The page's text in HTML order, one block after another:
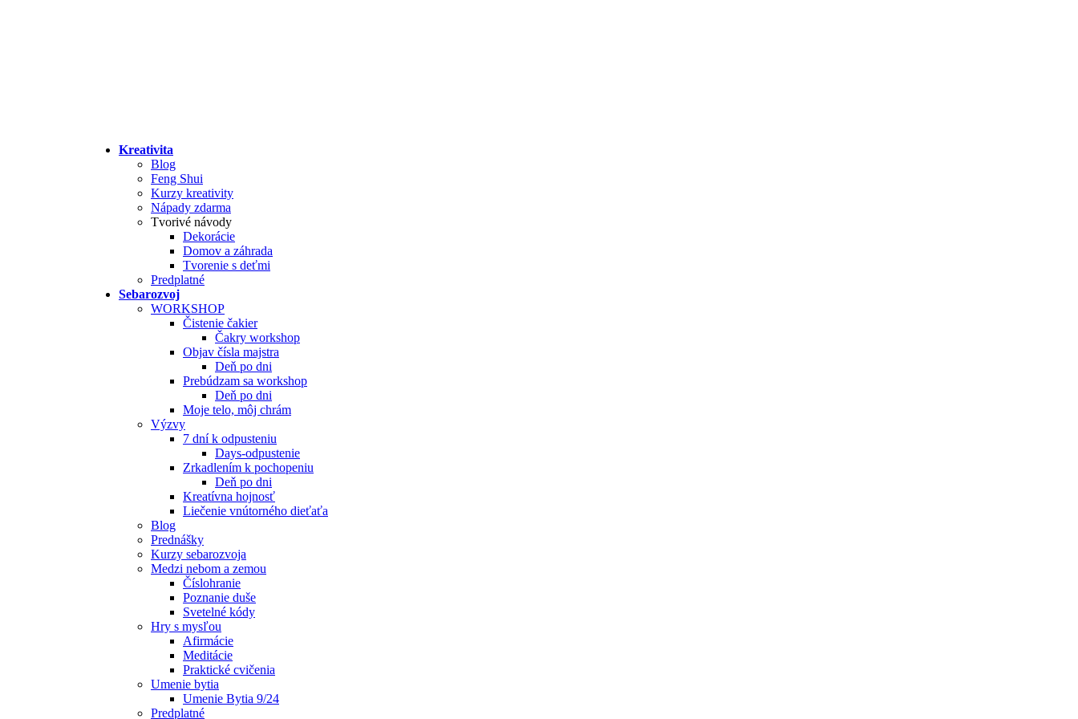
Kreativita
Blog
Feng Shui
Kurzy kreativity
Nápady zdarma
Tvorivé návody
Dekorácie
Domov a záhrada
Tvorenie s deťmi
Predplatné
Sebarozvoj
WORKSHOP
Čistenie čakier
Čakry workshop
Objav čísla majstra
Deň po dni
Prebúdzam sa workshop
Deň po dni
Moje telo, môj chrám
Výzvy
7 dní k odpusteniu
Days-odpustenie
Zrkadlením k pochopeniu
Deň po dni
Kreatívna hojnosť
Liečenie vnútorného dieťaťa
Blog
Prednášky
Kurzy sebarozvoja
Medzi nebom a zemou
Číslohranie
Poznanie duše
Svetelné kódy
Hry s mysľou
Afirmácie
Meditácie
Praktické cvičenia
Umenie bytia
Umenie Bytia 9/24
Predplatné